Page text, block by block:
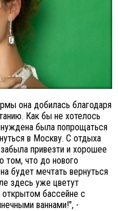
она добилась благодаря
Как бы не хотелось
была попрощаться
в Москву. С отдыха
привезти и хорошее
том, что до нового
будет мечтать вернуться
здесь уже цветут
бассейне с
ваннами!", -